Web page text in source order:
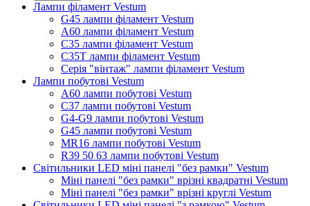
Лампи філамент Vestum
G45 лампи філамент Vestum
А60 лампи філамент Vestum
С35 лампи філамент Vestum
С35T лампи філамент Vestum
Серія "вінтаж" лампи філамент Vestum
Лампи побутові Vestum
A60 лампи побутові Vestum
C37 лампи побутові Vestum
G4-G9 лампи побутові Vestum
G45 лампи побутові Vestum
MR16 лампи побутові Vestum
R39 50 63 лампи побутові Vestum
Світильники LED міні панелі "без рамки" Vestum
Міні панелі "без рамки" врізні квадратні Vestum
Міні панелі "без рамки" врізні круглі Vestum